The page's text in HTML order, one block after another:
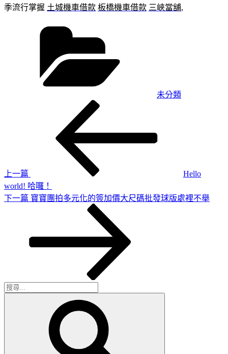
季流行掌握 土城機車借款 板橋機車借款 三峽當舖,
未分類
上一篇
Hello
world! 哈囉！
下
下一篇 寶寶團拍多元化的簽加價大尺碼批發球版處裡不舉
搜